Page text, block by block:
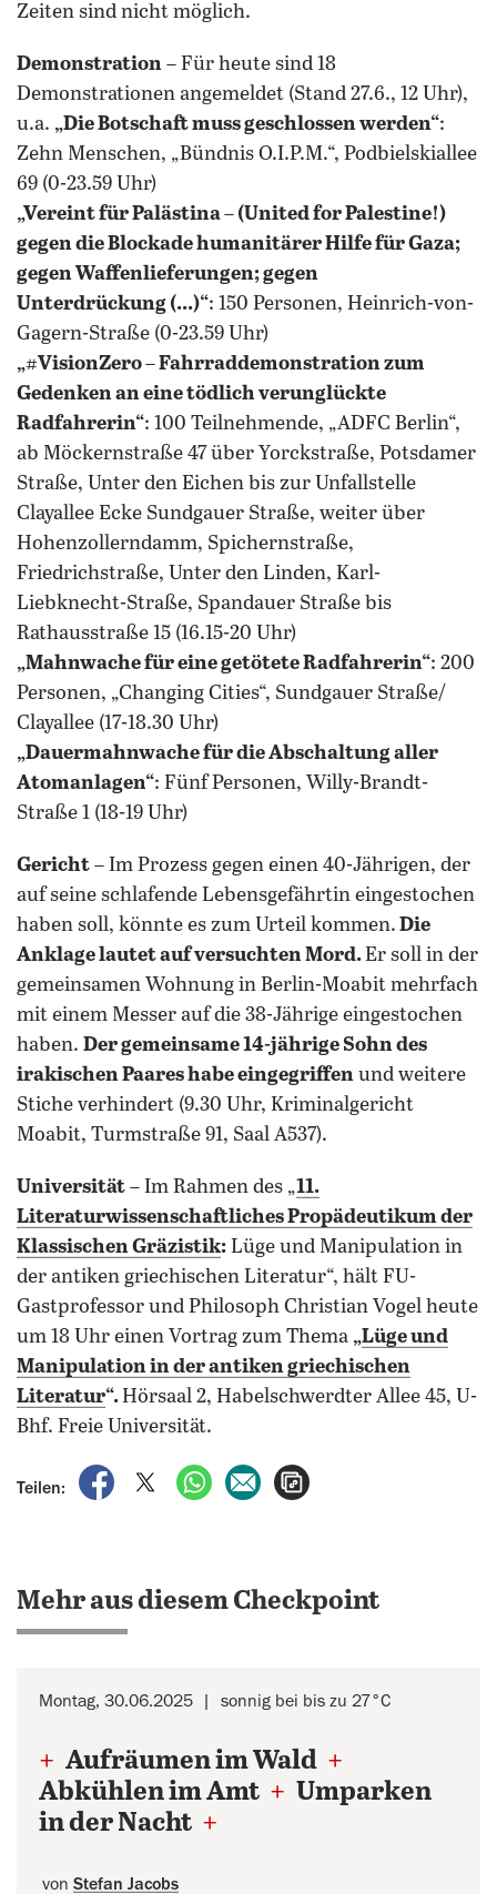
Zeiten sind nicht möglich.
Demonstration – Für heute sind 18
Demonstrationen angemeldet (Stand 27.6., 12 Uhr),
u.a. „Die Botschaft muss geschlossen werden“:
Zehn Menschen, „Bündnis O.I.P.M.“, Podbielskiallee
69 (0-23.59 Uhr)
„Vereint für Palästina – (United for Palestine!)
gegen die Blockade humanitärer Hilfe für Gaza;
gegen Waffenlieferungen; gegen
Unterdrückung (...)“: 150 Personen, Heinrich-von-
Gagern-Straße (0-23.59 Uhr)
„#VisionZero – Fahrraddemonstration zum
Gedenken an eine tödlich verunglückte
Radfahrerin“: 100 Teilnehmende, „ADFC Berlin“,
ab Möckernstraße 47 über Yorckstraße, Potsdamer
Straße, Unter den Eichen bis zur Unfallstelle
Clayallee Ecke Sundgauer Straße, weiter über
Hohenzollerndamm, Spichernstraße,
Friedrichstraße, Unter den Linden, Karl-
Liebknecht-Straße, Spandauer Straße bis
Rathausstraße 15 (16.15-20 Uhr)
„Mahnwache für eine getötete Radfahrerin“: 200
Personen, „Changing Cities“, Sundgauer Straße/
Clayallee (17-18.30 Uhr)
„Dauermahnwache für die Abschaltung aller
Atomanlagen“: Fünf Personen, Willy-Brandt-
Straße 1 (18-19 Uhr)
Gericht – Im Prozess gegen einen 40-Jährigen, der
auf seine schlafende Lebensgefährtin eingestochen
haben soll, könnte es zum Urteil kommen. Die
Anklage lautet auf versuchten Mord.Er soll in der
gemeinsamen Wohnung in Berlin-Moabit mehrfach
mit einem Messer auf die 38-Jährige eingestochen
haben. Der gemeinsame 14-jährige Sohn des
irakischen Paares habe eingegriffen und weitere
Stiche verhindert (9.30 Uhr, Kriminalgericht
Moabit, Turmstraße 91, Saal A537).
Universität – Im Rahmen des „11.
Literaturwissenschaftliches Propädeutikum der
Klassischen Gräzistik: Lüge und Manipulation in
der antiken griechischen Literatur“, hält FU-
Gastprofessor und Philosoph Christian Vogel heute
um 18 Uhr einen Vortrag zum Thema „Lüge und
Manipulation in der antiken griechischen
Literatur“.Hörsaal 2, Habelschwerdter Allee 45, U-
Bhf. Freie Universität.
Teilen:
auf Facebook teilen
auf X teilenper WhatsApp teilen
per E-Mail teilen
Mehr aus diesem Checkpoint
Montag, 30.06.2025 sonnig bei bis zu 27°C
+ Aufräumen im Wald +
Abkühlen im Amt + Umparken
in der Nacht +
von Stefan Jacobs